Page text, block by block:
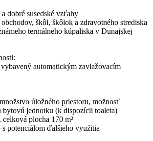
a dobré susedské vzťahy
škôl, škôlok a zdravotného strediska
termálneho kúpaliska v Dunajskej
automatickým zavlažovacím
úložného priestoru, možnosť
bytovú jednotku (k dispozícii toaleta)
celková plocha 170 m²
s potenciálom ďalšieho využitia